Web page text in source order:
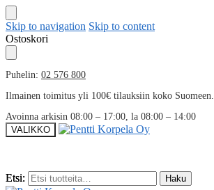
Skip to navigation Skip to content
Ostoskori
Puhelin: 02 576 800
Ilmainen toimitus yli 100€ tilauksiin koko Suomeen.
Avoinna arkisin 08:00 – 17:00, la 08:00 – 14:00
VALIKKO
Etsi: Haku
Etsi: Haku